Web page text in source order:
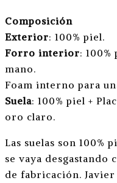
Composición
Exterior: 100% piel.
Forro interior:
mano.
Foam interno para
Suela: 100% piel +
oro claro.
Las suelas son 100%
se vaya desgastando
de fabricación.